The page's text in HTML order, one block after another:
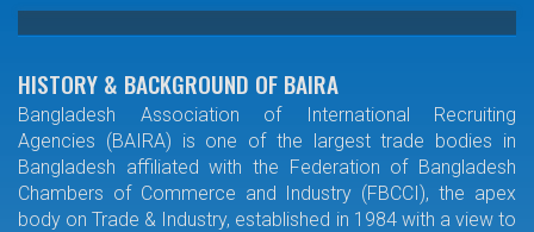
HISTORY & BACKGROUND OF BAIRA
Bangladesh Association of International Recruiting
Agencies (BAIRA) is one of the largest trade bodies in
Bangladesh affiliated with the Federation of Bangladesh
Chambers of Commerce and Industry (FBCCI), the apex
body on Trade & Industry, established in 1984 with a view to